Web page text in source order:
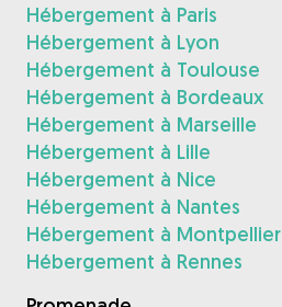
Hébergement à Paris
Hébergement à Lyon
Hébergement à Toulouse
Hébergement à Bordeaux
Hébergement à Marseille
Hébergement à Lille
Hébergement à Nice
Hébergement à Nantes
Hébergement à Montpellier
Hébergement à Rennes